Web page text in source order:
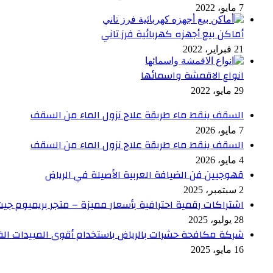
7 مايو، 2022
أماكن بيع أجهزه كهربائية فرز تاني
21 فبراير، 2022
انواع الاقمشة واسمائها
29 مايو، 2022
السقف ينقط ماء طريقة علاج نزول الماء من السقف
7 مايو، 2026
السقف ينقط ماء طريقة علاج نزول الماء من السقف
4 مايو، 2026
قهوجيين فن الضيافة العربية الأصيلة في الرياض
2 سبتمبر، 2025
اشتراكات رقمية احترافية بأسعار مميزة – متجر بريميوم
28 يوليو، 2025
شركة مكافحة حشرات بالرياض باستخدام أقوى المبيدات
16 مايو، 2025